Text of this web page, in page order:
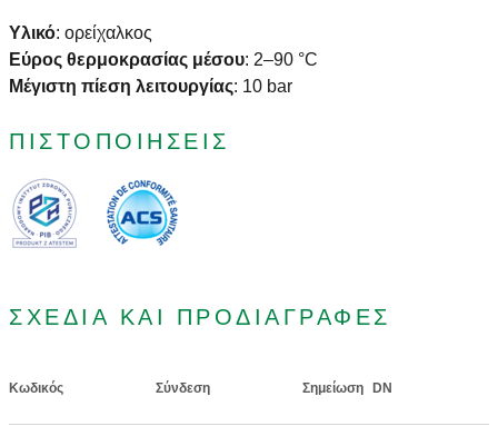
Υλικό: ορείχαλκος
Εύρος θερμοκρασίας μέσου: 2–90 °C
Μέγιστη πίεση λειτουργίας: 10 bar
ΠΙΣΤΟΠΟΙΉΣΕΙΣ
ΣΧΈΔΙΑ ΚΑΙ ΠΡΟΔΙΑΓΡΑΦΈΣ
Κωδικός Σύνδεση Σημείωση DN